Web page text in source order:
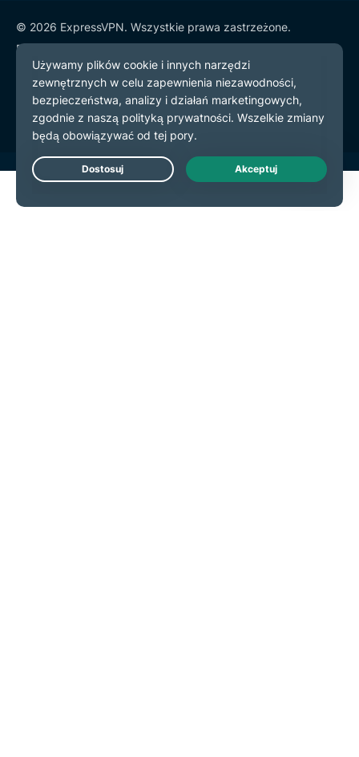
© 2026 ExpressVPN. Wszystkie prawa zastrzeżone.
Polityka prywatności
Warunki użytkowania
preferencje plików cookie
Live Chat